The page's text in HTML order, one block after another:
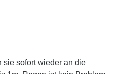
sie sofort wieder an die